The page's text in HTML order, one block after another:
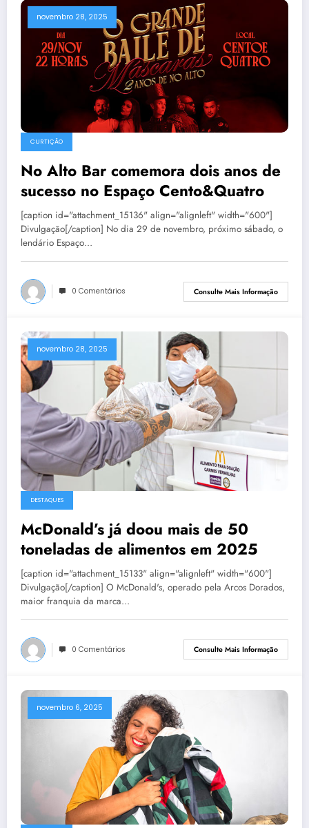
novembro 28, 2025
CURTIÇÃO
No Alto Bar comemora dois anos de
sucesso no Espaço Cento&Quatro
[caption id="attachment_15136" align="alignleft" width="600"]
Divulgação[/caption] No dia 29 de novembro, próximo sábado, o
lendário Espaço…
0 Comentários Consulte Mais Informação
novembro 28, 2025
DESTAQUES
McDonald’s já doou mais de 50
toneladas de alimentos em 2025
[caption id="attachment_15133" align="alignleft" width="600"]
Divulgação[/caption] O McDonald's, operado pela Arcos Dorados,
maior franquia da marca…
0 Comentários Consulte Mais Informação
novembro 6, 2025